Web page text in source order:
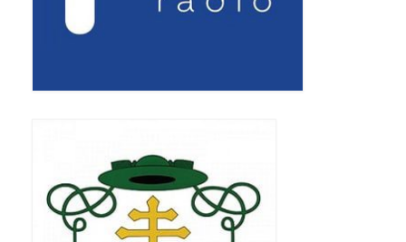
Wielki Czwartek 2019
Wyklętych” 2019
Pielęgnacja drzew
Nasza parafia z lotu ptaka